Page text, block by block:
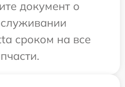
документ о
сроком на все